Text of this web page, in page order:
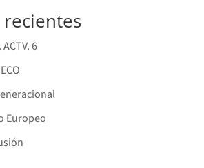
recientes
ACTV. 6
Europeo